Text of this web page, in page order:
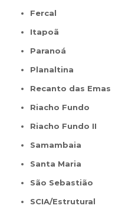
Fercal
Itapoã
Paranoá
Planaltina
Recanto das Emas
Riacho Fundo
Riacho Fundo II
Samambaia
Santa Maria
São Sebastião
SCIA/Estrutural